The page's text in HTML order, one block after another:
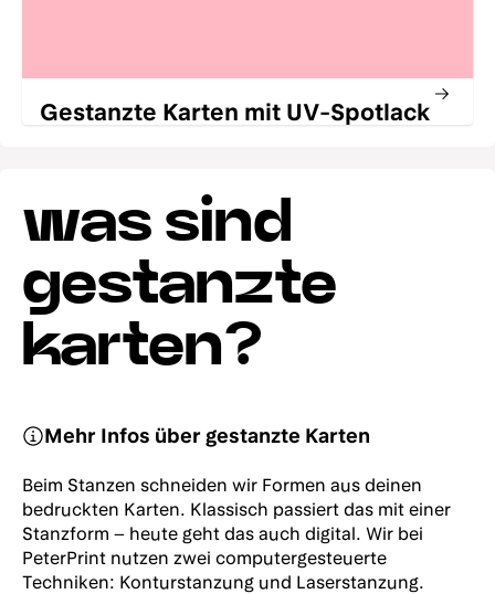
Gestanzte Karten mit UV-Spotlack
was sind
gestanzte
karten?
Mehr Infos über gestanzte Karten
Beim Stanzen schneiden wir Formen aus deinen
bedruckten Karten. Klassisch passiert das mit einer
Stanzform – heute geht das auch digital. Wir bei
PeterPrint nutzen zwei computergesteuerte
Techniken: Konturstanzung und Laserstanzung.